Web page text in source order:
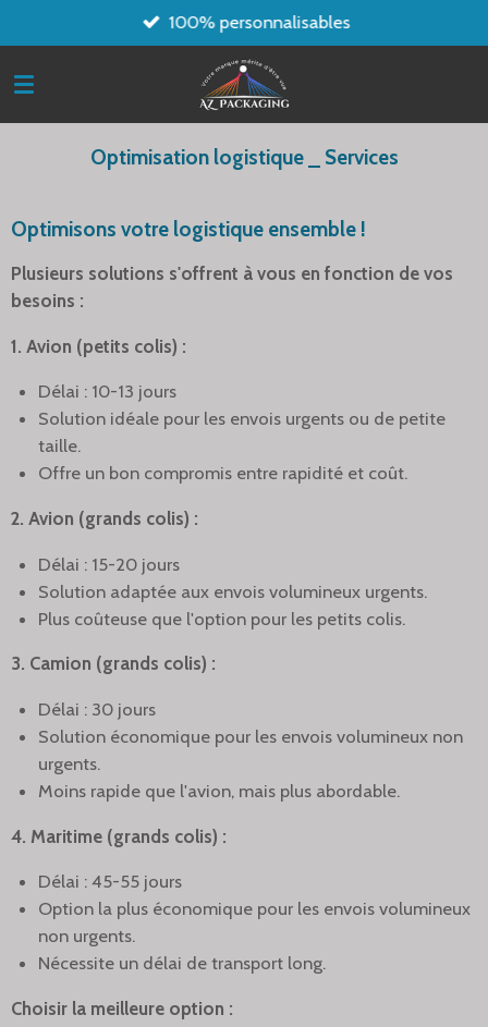
au
contenu
100% personnalisables
Optimisation logistique _ Services
Optimisons votre logistique ensemble !
Plusieurs solutions s'offrent à vous en fonction de vos
besoins :
1. Avion (petits colis) :
Délai : 10-13 jours
Solution idéale pour les envois urgents ou de petite
taille.
Offre un bon compromis entre rapidité et coût.
2. Avion (grands colis) :
Délai : 15-20 jours
Solution adaptée aux envois volumineux urgents.
Plus coûteuse que l'option pour les petits colis.
3. Camion (grands colis) :
Délai : 30 jours
Solution économique pour les envois volumineux non
urgents.
Moins rapide que l'avion, mais plus abordable.
4. Maritime (grands colis) :
Délai : 45-55 jours
Option la plus économique pour les envois volumineux
non urgents.
Nécessite un délai de transport long.
Choisir la meilleure option :